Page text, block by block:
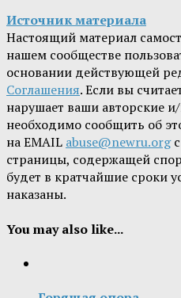
Источник материала
Настоящий материал
нашем сообществе
основании действующей
Соглашения. Если вы
нарушает ваши авторские
необходимо сообщить об
на EMAIL abuse@newru.orgс
страницы, содержащей
будет в кратчайшие сроки
наказаны.
You may also like...